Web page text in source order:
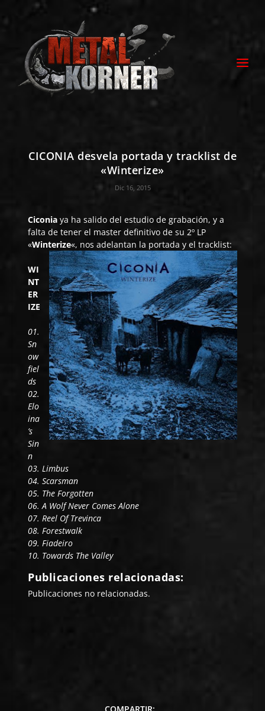
CICONIA desvela portada y tracklist de
«Winterize»
Dic 16, 2015
Ciconia ya ha salido del estudio de grabación, y a
falta de tener el master definitivo de su 2º LP
«Winterize«, nos adelantan la portada y el tracklist:
WI
NT
ER
IZE
01.
Sn
ow
fiel
ds
02.
Elo
ina
’s
Sin
n
03. Limbus
04. Scarsman
05. The Forgotten
06. A Wolf Never Comes Alone
07. Reel Of Trevinca
08. Forestwalk
09. Fiadeiro
10. Towards The Valley
Publicaciones relacionadas:
Publicaciones no relacionadas.